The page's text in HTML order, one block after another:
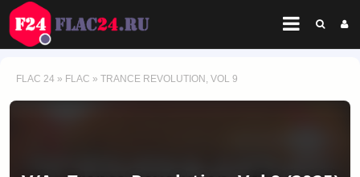
FLAC 24 » FLAC » TRANCE REVOLUTION, VOL 9